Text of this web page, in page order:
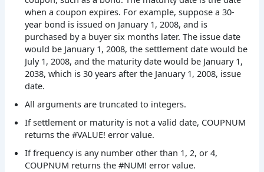
when a coupon expires. For example, suppose a 30-
year bond is issued on January 1, 2008, and is
purchased by a buyer six months later. The issue date
would be January 1, 2008, the settlement date would be
July 1, 2008, and the maturity date would be January 1,
2038, which is 30 years after the January 1, 2008, issue
date.
All arguments are truncated to integers.
If settlement or maturity is not a valid date, COUPNUM
returns the #VALUE! error value.
If frequency is any number other than 1, 2, or 4,
COUPNUM returns the #NUM! error value.